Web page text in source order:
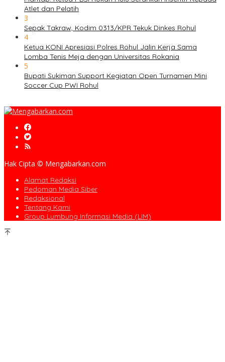
Atlet dan Pelatih
3
Sepak Takraw, Kodim 0313/KPR Tekuk Dinkes Rohul
4
Ketua KONI Apresiasi Polres Rohul Jalin Kerja Sama
Lomba Tenis Meja dengan Universitas Rokania
5
Bupati Sukiman Support Kegiatan Open Turnamen Mini
Soccer Cup PWI Rohul
Hak Cipta © Mengabarkan.com
Alamat Redaksi
Pedoman Media Siber
Redaksional
Tentang Kami
Group Lumbung Informasi Media (LIM)